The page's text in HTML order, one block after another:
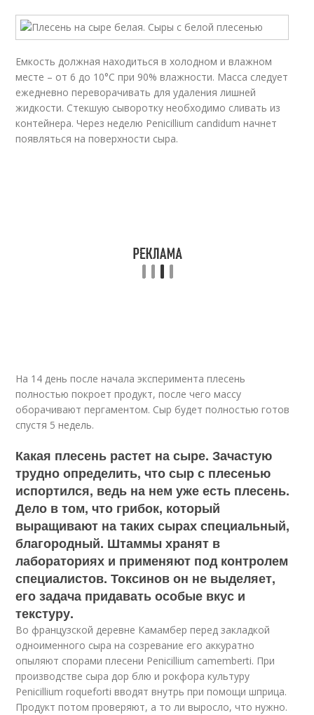
Емкость должная находиться в холодном и влажном
месте – от 6 до 10°С при 90% влажности. Масса следует
ежедневно переворачивать для удаления лишней
жидкости. Стекшую сыворотку необходимо сливать из
контейнера. Через неделю Penicillium candidum начнет
появляться на поверхности сыра.
На 14 день после начала эксперимента плесень
полностью покроет продукт, после чего массу
оборачивают пергаментом. Сыр будет полностью готов
спустя 5 недель.
Какая плесень растет на сыре. Зачастую
трудно определить, что сыр с плесенью
испортился, ведь на нем уже есть плесень.
Дело в том, что грибок, который
выращивают на таких сырах специальный,
благородный. Штаммы хранят в
лабораториях и применяют под контролем
специалистов. Токсинов он не выделяет,
его задача придавать особые вкус и
текстуру.
Во французской деревне Камамбер перед закладкой
одноименного сыра на созревание его аккуратно
опыляют спорами плесени Penicillium camemberti. При
производстве сыра дор блю и рокфора культуру
Penicillium roqueforti вводят внутрь при помощи шприца.
Продукт потом проверяют, а то ли выросло, что нужно.